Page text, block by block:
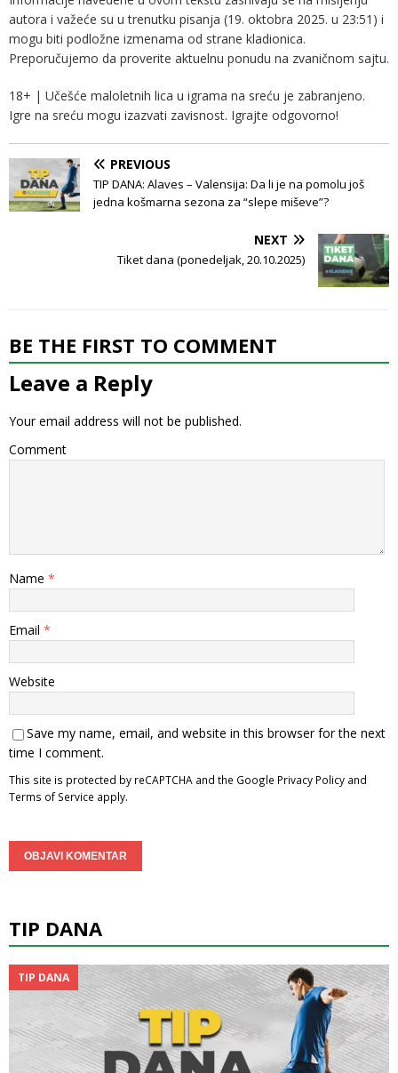
autora i važeće su u trenutku pisanja (19. oktobra 2025. u 23:51) i
mogu biti podložne izmenama od strane kladionica.
Preporučujemo da proverite aktuelnu ponudu na zvaničnom sajtu.
18+ | Učešće maloletnih lica u igrama na sreću je zabranjeno.
Igre na sreću mogu izazvati zavisnost. Igrajte odgovorno!
PREVIOUS
TIP DANA: Alaves – Valensija: Da li je na pomolu još
jedna košmarna sezona za “slepe miševe”?
NEXT
Tiket dana (ponedeljak, 20.10.2025)
BE THE FIRST TO COMMENT
Leave a Reply
Your email address will not be published.
Comment
Name *
Email *
Website
Save my name, email, and website in this browser for the next
time I comment.
This site is protected by reCAPTCHA and the Google Privacy Policy and
Terms of Service apply.
TIP DANA
TIP DANA